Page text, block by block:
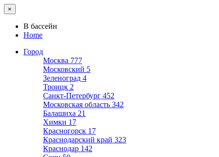
×
В бассейн
Home
Город
Москва 777
Московский 5
Зеленоград 4
Троицк 2
Санкт-Петербург 452
Московская область 342
Балашиха 21
Химки 17
Красногорск 17
Краснодарский край 323
Краснодар 142